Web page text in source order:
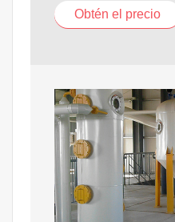
Obtén el precio